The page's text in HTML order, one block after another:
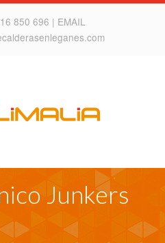
850 696 | EMAIL
Junkers